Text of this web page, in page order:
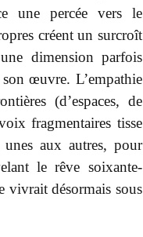
une percée vers le
créent un surcroît
dimension parfois
œuvre. L’empathie
(d’espaces, de
fragmentaires tisse
aux autres, pour
le rêve soixante-
vivrait désormais sous